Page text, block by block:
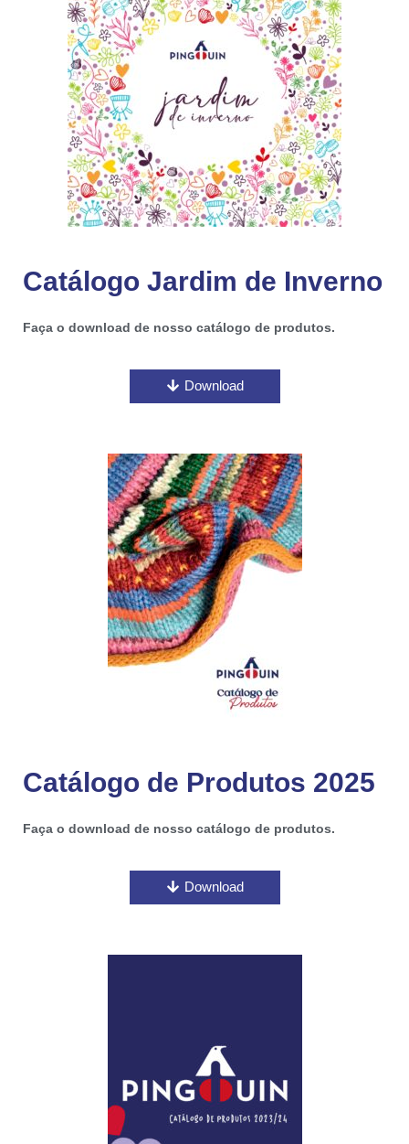
Catálogo Jardim de Inverno
Faça o download de nosso catálogo de produtos.
Download
Catálogo de Produtos 2025
Faça o download de nosso catálogo de produtos.
Download